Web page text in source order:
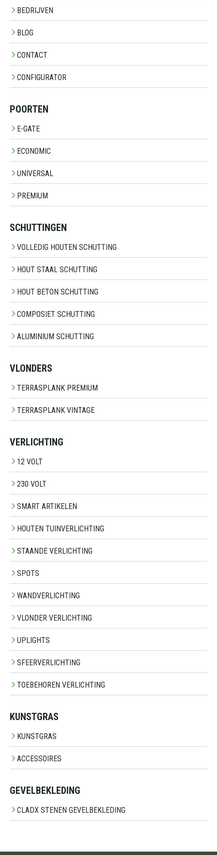
BEDRIJVEN
BLOG
CONTACT
CONFIGURATOR
POORTEN
E-GATE
ECONOMIC
UNIVERSAL
PREMIUM
SCHUTTINGEN
VOLLEDIG HOUTEN SCHUTTING
HOUT STAAL SCHUTTING
HOUT BETON SCHUTTING
COMPOSIET SCHUTTING
ALUMINIUM SCHUTTING
VLONDERS
TERRASPLANK PREMIUM
TERRASPLANK VINTAGE
VERLICHTING
12 VOLT
230 VOLT
SMART ARTIKELEN
HOUTEN TUINVERLICHTING
STAANDE VERLICHTING
SPOTS
WANDVERLICHTING
VLONDER VERLICHTING
UPLIGHTS
SFEERVERLICHTING
TOEBEHOREN VERLICHTING
KUNSTGRAS
KUNSTGRAS
ACCESSOIRES
GEVELBEKLEDING
CLADX STENEN GEVELBEKLEDING